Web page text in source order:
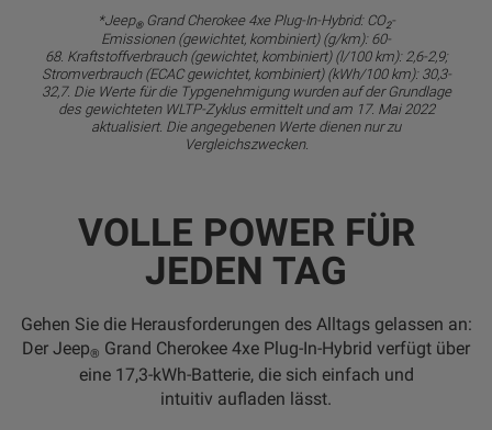
*Jeep®Grand Cherokee 4xe Plug-In-Hybrid: CO2-
Emissionen (gewichtet, kombiniert) (g/km): 60-
68. Kraftstoffverbrauch (gewichtet, kombiniert) (l/100 km): 2,6-2,9;
Stromverbrauch (ECAC gewichtet, kombiniert) (kWh/100 km): 30,3-
32,7. Die Werte für die Typgenehmigung wurden auf der Grundlage
des gewichteten WLTP-Zyklus ermittelt und am 17. Mai 2022
aktualisiert. Die angegebenen Werte dienen nur zu
Vergleichszwecken.
VOLLE POWER FÜR
JEDEN TAG
Gehen Sie die Herausforderungen des Alltags gelassen an:
Der Jeep® Grand Cherokee 4xe Plug-In-Hybrid verfügt über
eine 17,3-kWh-Batterie, die sich einfach und
intuitiv aufladen lässt.